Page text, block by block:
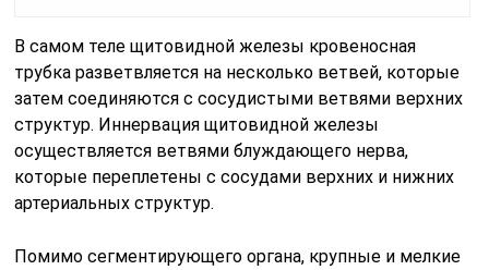
В самом теле щитовидной железы кровеносная
трубка разветвляется на несколько ветвей, которые
затем соединяются с сосудистыми ветвями верхних
структур. Иннервация щитовидной железы
осуществляется ветвями блуждающего нерва,
которые переплетены с сосудами верхних и нижних
артериальных структур.
Помимо сегментирующего органа, крупные и мелкие